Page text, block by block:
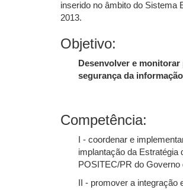
inserido no âmbito do Sistema
2013.
Objetivo:
Desenvolver e
segurança da informação
Competência:
I - coordenar e
implantação da
POSITEC/PR do Governo
II - promover a